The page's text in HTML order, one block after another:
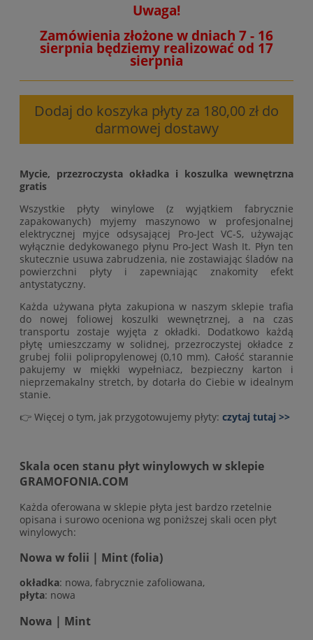
Uwaga!
Zamówienia złożone w dniach 7 - 16
sierpnia będziemy realizować od 17
sierpnia
Dodaj do koszyka płyty za 180,00 zł do
darmowej dostawy
Mycie, przezroczysta okładka i koszulka wewnętrzna
gratis
Wszystkie płyty winylowe (z wyjątkiem fabrycznie
zapakowanych) myjemy maszynowo w profesjonalnej
elektrycznej myjce odsysającej Pro-Ject VC-S, używając
wyłącznie dedykowanego płynu Pro-Ject Wash It. Płyn ten
skutecznie usuwa zabrudzenia, nie zostawiając śladów na
powierzchni płyty i zapewniając znakomity efekt
antystatyczny.
Każda używana płyta zakupiona w naszym sklepie trafia
do nowej foliowej koszulki wewnętrznej, a na czas
transportu zostaje wyjęta z okładki. Dodatkowo każdą
płytę umieszczamy w solidnej, przezroczystej okładce z
grubej folii polipropylenowej (0,10 mm). Całość starannie
pakujemy w miękki wypełniacz, bezpieczny karton i
nieprzemakalny stretch, by dotarła do Ciebie w idealnym
stanie.
👉 Więcej o tym, jak przygotowujemy płyty: czytaj tutaj >>
Skala ocen stanu płyt winylowych w sklepie
GRAMOFONIA.COM
Każda oferowana w sklepie płyta jest bardzo rzetelnie
opisana i surowo oceniona wg poniższej skali ocen płyt
winylowych:
Nowa w folii | Mint (folia)
okładka: nowa, fabrycznie zafoliowana,
płyta: nowa
Nowa | Mint